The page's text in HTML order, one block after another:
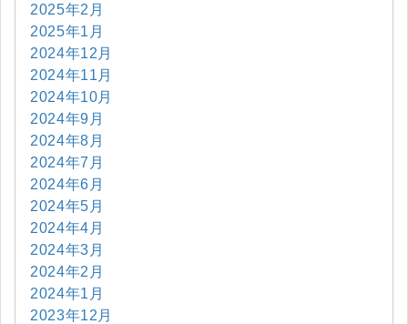
2025年2月
2025年1月
2024年12月
2024年11月
2024年10月
2024年9月
2024年8月
2024年7月
2024年6月
2024年5月
2024年4月
2024年3月
2024年2月
2024年1月
2023年12月